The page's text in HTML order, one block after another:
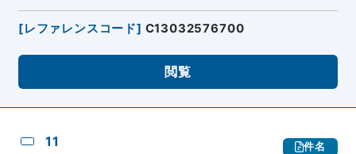
[レファレンスコード] C13032576700
閲覧
11 件名